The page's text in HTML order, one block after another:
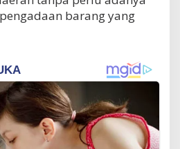
barang yang